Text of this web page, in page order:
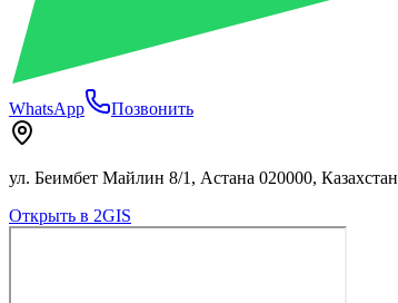
WhatsApp Позвонить
ул. Беимбет Майлин 8/1, Астана 020000, Казахстан
Открыть в 2GIS